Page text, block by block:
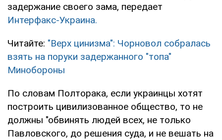
задержание своего зама, передает
Интерфакс-Украина.
Читайте: "Верх цинизма": Чорновол собралась
взять на поруки задержанного "топа"
Минобороны
По словам Полторака, если украинцы хотят
построить цивилизованное общество, то не
должны "обвинять людей всех, не только
Павловского, до решения суда, и не вешать на